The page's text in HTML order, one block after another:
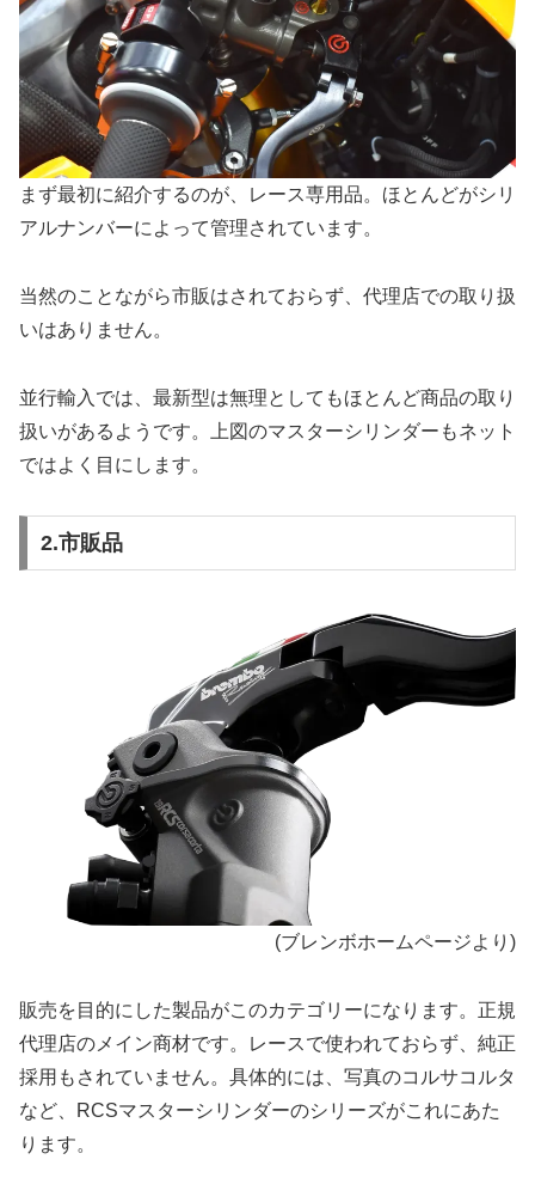
まず最初に紹介するのが、レース専用品。ほとんどがシリ
アルナンバーによって管理されています。
当然のことながら市販はされておらず、代理店での取り扱
いはありません。
並行輸入では、最新型は無理としてもほとんど商品の取り
扱いがあるようです。上図のマスターシリンダーもネット
ではよく目にします。
2.市販品
(ブレンボホームページより)
販売を目的にした製品がこのカテゴリーになります。正規
代理店のメイン商材です。レースで使われておらず、純正
採用もされていません。具体的には、写真のコルサコルタ
など、RCSマスターシリンダーのシリーズがこれにあた
ります。